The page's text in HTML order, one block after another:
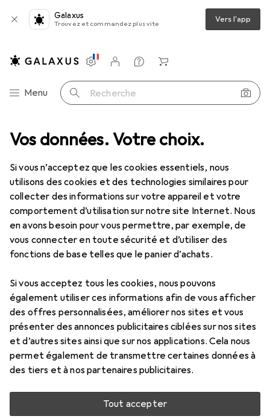
Vos données. Votre choix.
Si vous n’acceptez que les cookies essentiels, nous
utilisons des cookies et des technologies similaires pour
collecter des informations sur votre appareil et votre
comportement d’utilisation sur notre site Internet. Nous
en avons besoin pour vous permettre, par exemple, de
vous connecter en toute sécurité et d’utiliser des
fonctions de base telles que le panier d’achats.
Si vous acceptez tous les cookies, nous pouvons
également utiliser ces informations afin de vous afficher
des offres personnalisées, améliorer nos sites et vous
présenter des annonces publicitaires ciblées sur nos sites
et d’autres sites ainsi que sur nos applications. Cela nous
permet également de transmettre certaines données à
des tiers et à nos partenaires publicitaires.
Tout accepter
Galaxus
Trouvez et commandez plus vite Vers l'app
Navigation par catégorie
Menu Recherche
Paramètres
Compte client
Listes de comparaison
Listes d'envies
Panier
Périphériques Moniteurs Moniteur Philips 273v7qdsb/00
13 images
Philips273v7qdsb/00
1920 x 1080 pixels, 27"
Fiche technique du produit
219
Évaluations Marque
Plus de produits Philips
Non disponible pour le moment
M'informer quand le produit sera disponible